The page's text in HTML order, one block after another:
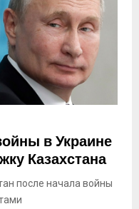
в Украине
Казахстана
после начала войны